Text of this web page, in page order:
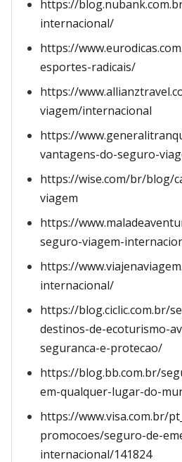
https://
internacional/
https://
esportes-radicais/
https://
viagem/internacional
https://
vantagens-do-seguro-
https://wise.com/br/blog/
viagem
https://
seguro-viagem-
https://
internacional/
https://blog.ciclic.com.br/
destinos-de-ecoturismo-
seguranca-e-protecao/
https://blog.bb.com.br/
em-qualquer-lugar-do-
https://www.visa.com.br/
promocoes/seguro-de-
internacional/141824